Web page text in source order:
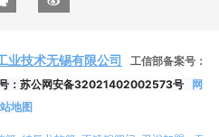
业技术无锡有限公司
工信部备案号：
： 苏公网安备32021402002573号
网
站地图